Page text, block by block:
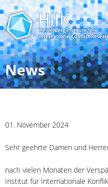
News
01. November 2024
Sehr geehrte Damen und
nach vielen Monaten der
Institut für Internationale